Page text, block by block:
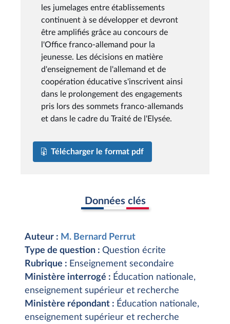
les jumelages entre établissements
continuent à se développer et devront
être amplifiés grâce au concours de
l'Office franco-allemand pour la
jeunesse. Les décisions en matière
d'enseignement de l'allemand et de
coopération éducative s'inscrivent ainsi
dans le prolongement des engagements
pris lors des sommets franco-allemands
et dans le cadre du Traité de l'Elysée.
Télécharger le format pdf
Données clés
Auteur : M. Bernard Perrut
Type de question : Question écrite
Rubrique : Enseignement secondaire
Ministère interrogé : Éducation nationale,
enseignement supérieur et recherche
Ministère répondant : Éducation nationale,
enseignement supérieur et recherche